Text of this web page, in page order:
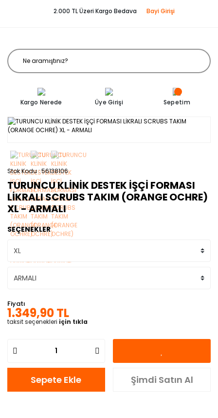
2.000 TL Üzeri Kargo Bedava Bayi Girişi
Kargo Nerede Üye Girişi Sepetim
Stok Kodu 56138106
TURUNCU KLİNİK DESTEK İŞÇİ FORMASI
LİKRALI SCRUBS TAKIM (ORANGE OCHRE)
XL - ARMALI
SEÇENEKLER
Fiyatı
1.349,90 TL
taksit seçenekleri için tıkla
Sepete Ekle Şimdi Satın Al